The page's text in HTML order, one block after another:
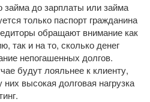
до зарплаты или займа
только паспорт гражданина
обращают внимание как
так и на то, сколько денег
непогашенных долгов.
будут лояльнее к клиенту,
высокая долговая нагрузка